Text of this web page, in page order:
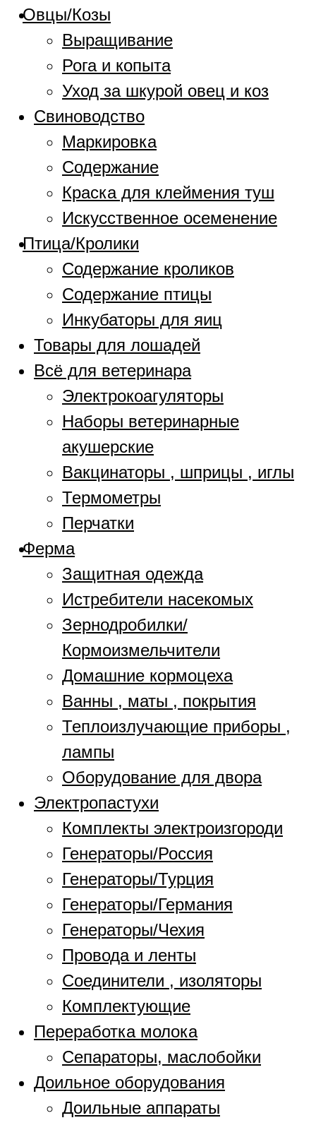
Овцы/Козы
Выращивание
Рога и копыта
Уход за шкурой овец и коз
Свиноводство
Маркировка
Содержание
Краска для клеймения туш
Искусственное осеменение
Птица/Кролики
Содержание кроликов
Содержание птицы
Инкубаторы для яиц
Товары для лошадей
Всё для ветеринара
Электрокоагуляторы
Наборы ветеринарные
акушерские
Вакцинаторы , шприцы , иглы
Термометры
Перчатки
Ферма
Защитная одежда
Истребители насекомых
Зернодробилки/
Кормоизмельчители
Домашние кормоцеха
Ванны , маты , покрытия
Теплоизлучающие приборы ,
лампы
Оборудование для двора
Электропастухи
Комплекты электроизгороди
Генераторы/Россия
Генераторы/Турция
Генераторы/Германия
Генераторы/Чехия
Провода и ленты
Соединители , изоляторы
Комплектующие
Переработка молока
Сепараторы, маслобойки
Доильное оборудования
Доильные аппараты